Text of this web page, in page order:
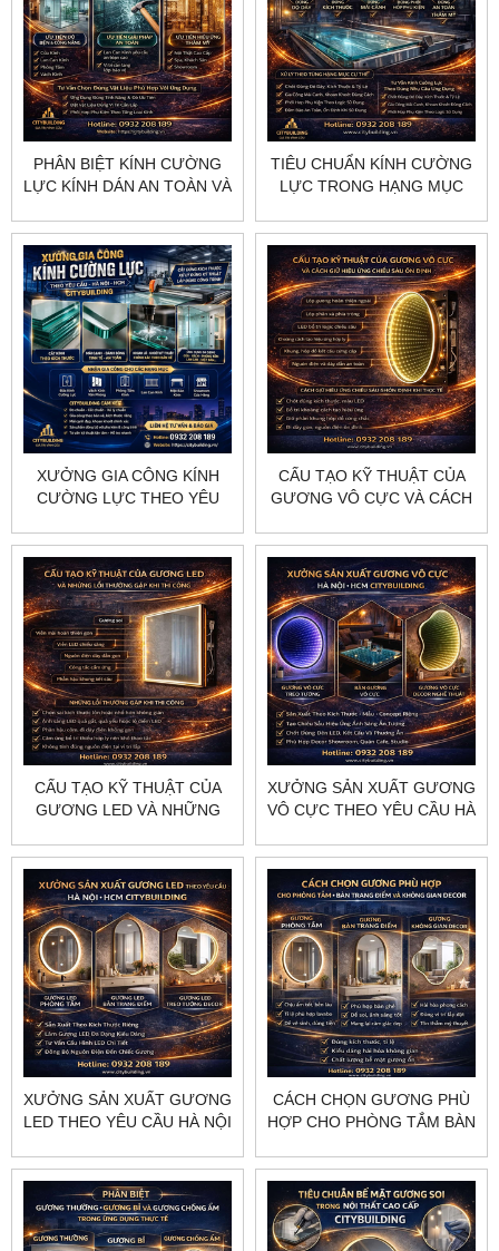
PHÂN BIỆT KÍNH CƯỜNG
LỰC KÍNH DÁN AN TOÀN VÀ
TỪNG ỨNG DỤNG
TIÊU CHUẨN KÍNH CƯỜNG
LỰC TRONG HẠNG MỤC
MẠI CITYBUILDING
XƯỞNG GIA CÔNG KÍNH
CƯỜNG LỰC THEO YÊU
CITYBUILDING
CẤU TẠO KỸ THUẬT CỦA
GƯƠNG VÔ CỰC VÀ CÁCH
ỔN ĐỊNH
CẤU TẠO KỸ THUẬT CỦA
GƯƠNG LED VÀ NHỮNG
CÔNG
XƯỞNG SẢN XUẤT GƯƠNG
VÔ CỰC THEO YÊU CẦU HÀ
XƯỞNG SẢN XUẤT GƯƠNG
LED THEO YÊU CẦU HÀ NỘI
CÁCH CHỌN GƯƠNG PHÙ
HỢP CHO PHÒNG TẮM BÀN
GIAN DECOR